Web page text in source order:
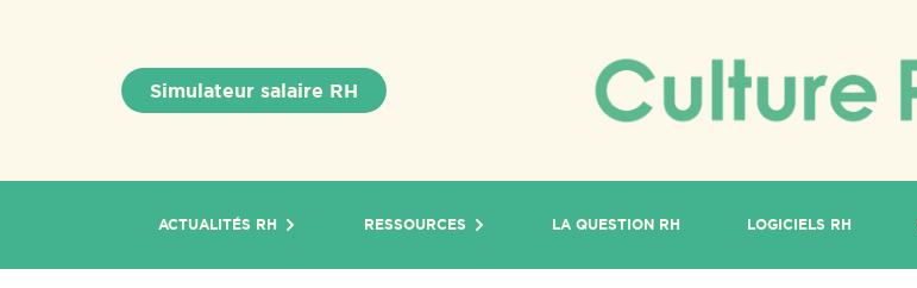
Simulateur salaire RH
ACTUALITÉS RH RESSOURCES LA QUESTION RH LOGICIELS RH